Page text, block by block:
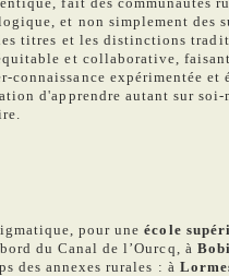
et non simplement des
titres et les distinctions
et collaborative,
connaissance expérimentée et
d'apprendre autant sur soi-
pour uneécole
du Canal de l’Ourcq, à
des annexes rurales : à